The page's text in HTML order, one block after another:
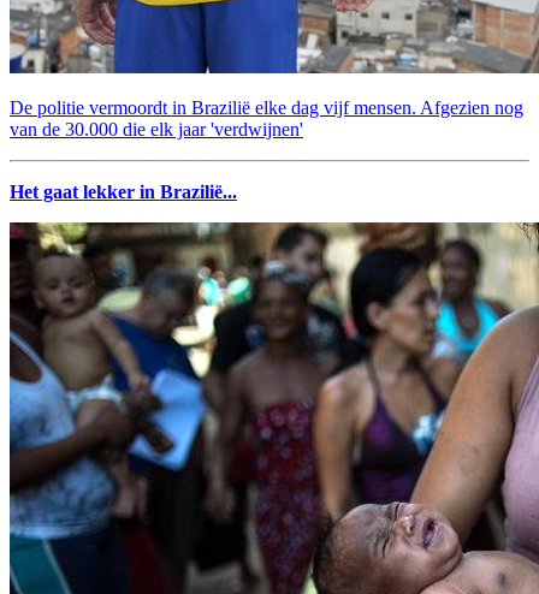
De politie vermoordt in Brazilië elke dag vijf mensen. Afgezien nog
van de 30.000 die elk jaar 'verdwijnen'
Het gaat lekker in Brazilië...